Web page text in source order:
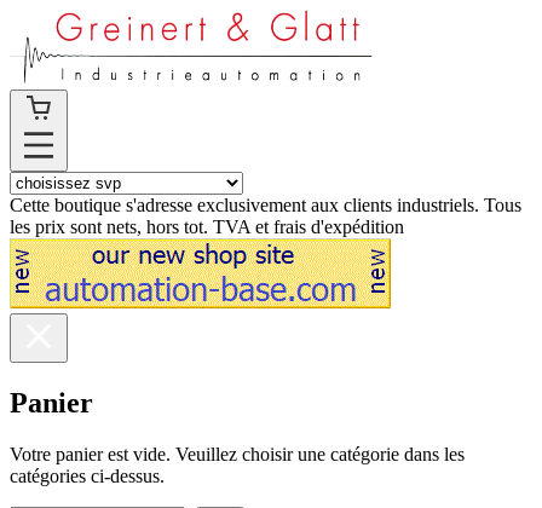
Cette boutique s'adresse exclusivement aux clients industriels. Tous
les prix sont nets, hors tot. TVA et frais d'expédition
Panier
Votre panier est vide. Veuillez choisir une catégorie dans les
catégories ci-dessus.